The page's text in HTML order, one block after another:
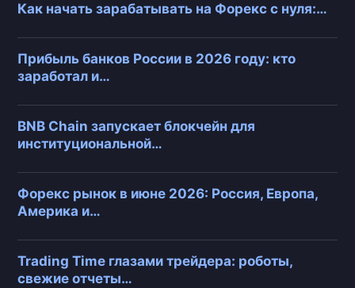
Как начать зарабатывать на Форекс с нуля:…
Прибыль банков России в 2026 году: кто
заработал и…
BNB Chain запускает блокчейн для
институциональной…
Форекс рынок в июне 2026: Россия, Европа,
Америка и…
Trading Time глазами трейдера: роботы,
свежие отчеты…